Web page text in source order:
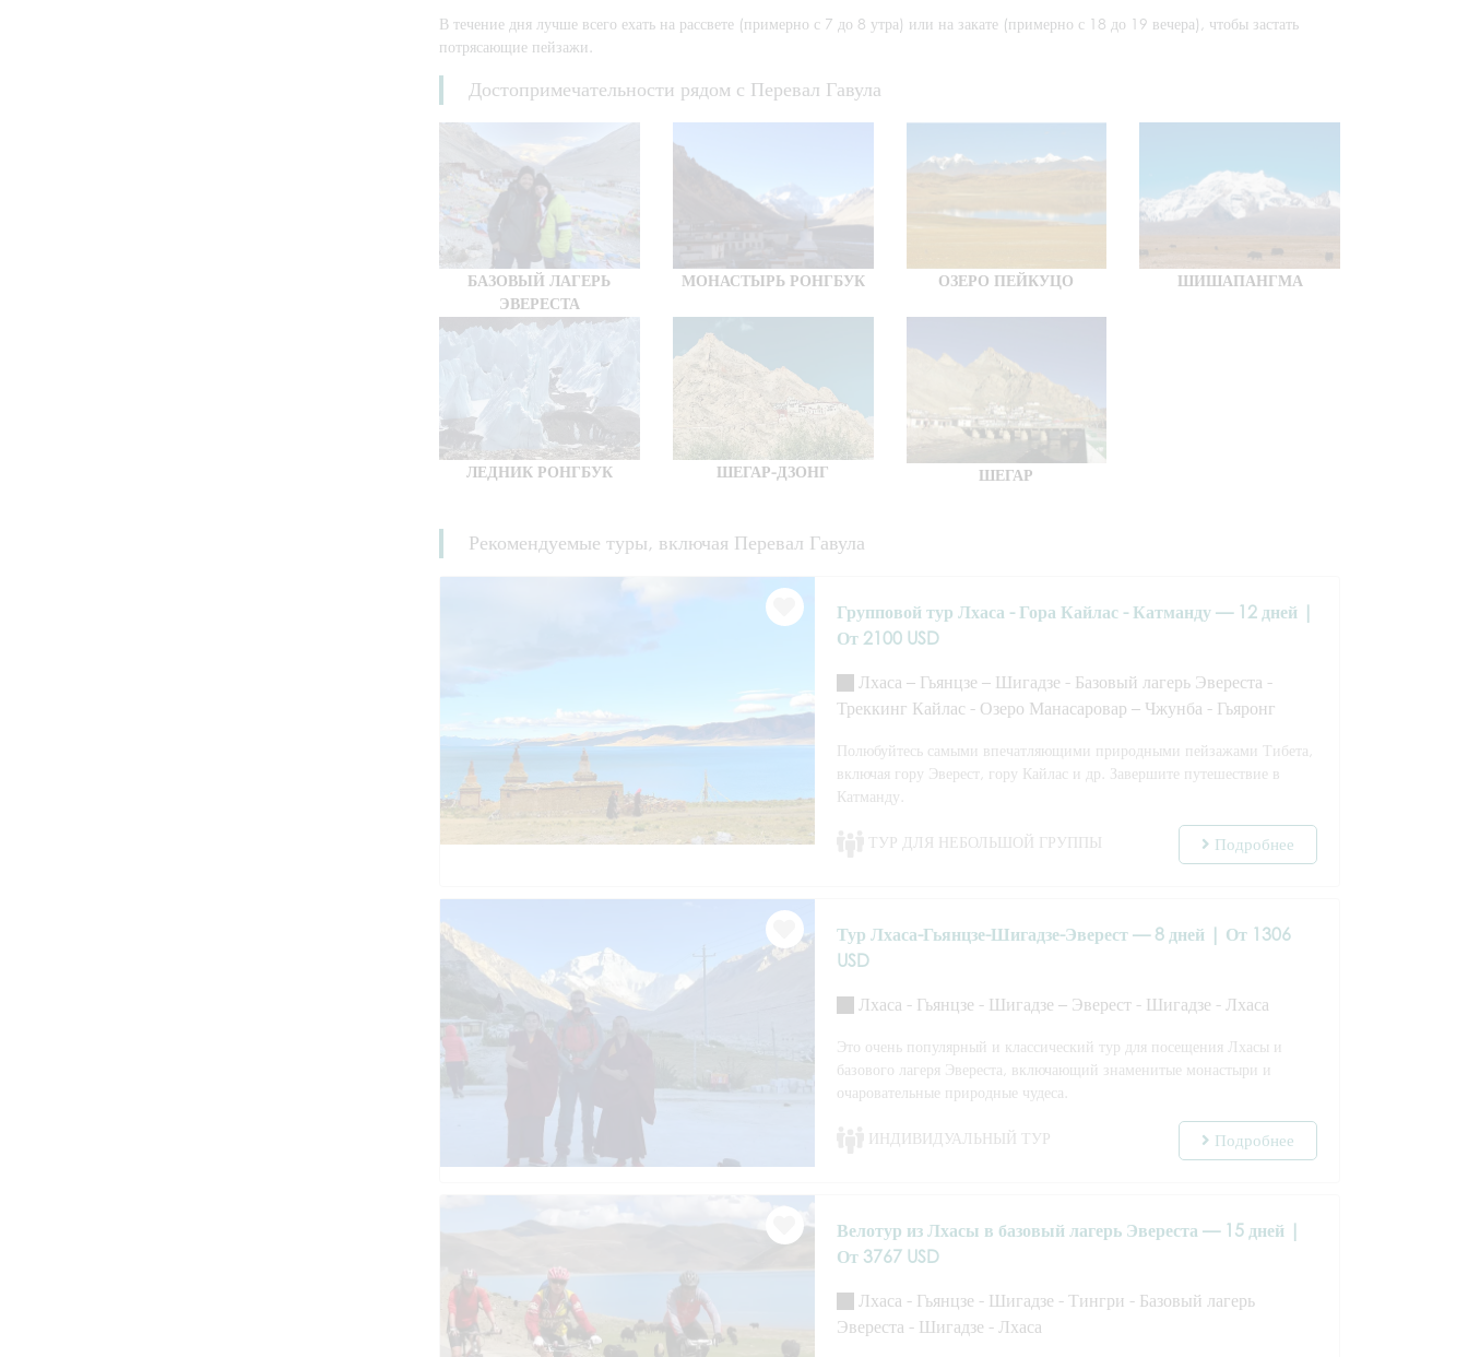
В течение дня лучше всего ехать на рассвете (примерно с 7 до 8 утра) или на закате (примерно с 18 до 19 вечера), чтобы застать
потрясающие пейзажи.
Достопримечательности рядом с Перевал Гавула
БАЗОВЫЙ ЛАГЕРЬ
ЭВЕРЕСТА
МОНАСТЫРЬ РОНГБУК ОЗЕРО ПЕЙКУЦО ШИШАПАНГМА
ЛЕДНИК РОНГБУК ШЕГАР-ДЗОНГ ШЕГАР
Рекомендуемые туры, включая Перевал Гавула
Групповой тур Лхаса - Гора Кайлас - Катманду — 12 дней |
От 2100 USD
Лхаса – Гьянцзе – Шигадзе - Базовый лагерь Эвереста -
Треккинг Кайлас - Озеро Манасаровар – Чжунба - Гьяронг
Полюбуйтесь самыми впечатляющими природными пейзажами Тибета,
включая гору Эверест, гору Кайлас и др. Завершите путешествие в
Катманду.
ТУР ДЛЯ НЕБОЛЬШОЙ ГРУППЫ Подробнее
Тур Лхаса-Гьянцзе-Шигадзе-Эверест — 8 дней | От 1306
USD
Лхаса - Гьянцзе - Шигадзе – Эверест - Шигадзе - Лхаса
Это очень популярный и классический тур для посещения Лхасы и
базового лагеря Эвереста, включающий знаменитые монастыри и
очаровательные природные чудеса.
ИНДИВИДУАЛЬНЫЙ ТУР Подробнее
Велотур из Лхасы в базовый лагерь Эвереста — 15 дней |
От 3767 USD
Лхаса - Гьянцзе - Шигадзе - Тингри - Базовый лагерь
Эвереста - Шигадзе - Лхаса